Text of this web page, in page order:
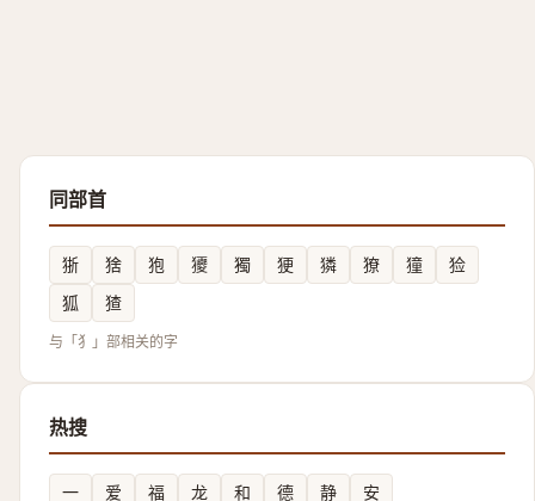
同部首
狾 猞 狍 獿 獨 㹴 獜 獠 獞
猃
狐
猹
与「犭」部相关的字
热搜
一 爱 福 龙 和 德 静 安